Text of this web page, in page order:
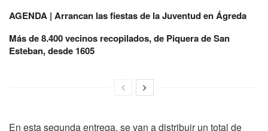
AGENDA | Arrancan las fiestas de la Juventud en Ágreda
Más de 8.400 vecinos recopilados, de Piquera de San
Esteban, desde 1605
En esta segunda entrega, se van a distribuir un total de